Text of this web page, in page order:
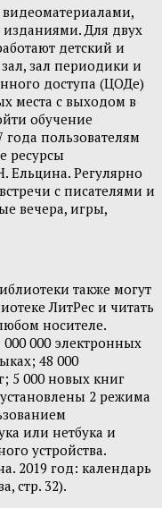
Для двух
детский и
зал периодики и
доступа (ЦОДе)
места с выходом в
обучение
пользователям
ресурсы
Ельцина. Регулярно
с писателями и
вечера, игры,
также могут
ЛитРес и читать
носителе.
000 электронных
48 000
5 000 новых книг
2 режима
или нетбука и
устройства.
2019 год: календарь
стр. 32).